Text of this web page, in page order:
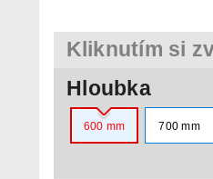
Kliknutím si
Hloubka
600 mm 700 mm